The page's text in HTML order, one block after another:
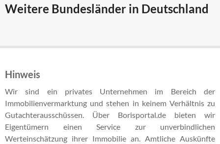
Weitere Bundesländer in Deutschland
Hinweis
Wir sind ein privates Unternehmen im Bereich der
Immobilienvermarktung und stehen in keinem Verhältnis zu
Gutachterausschüssen. Über Borisportal.de bieten wir
Eigentümern einen Service zur unverbindlichen
Werteinschätzung ihrer Immobilie an. Amtliche Auskünfte